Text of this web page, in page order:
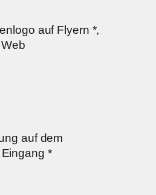
auf Flyern *,
auf dem
*